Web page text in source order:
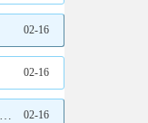
02-16
02-16
02-16